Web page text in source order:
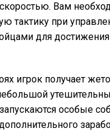
Вам
тактику при
для
игрок получает
особые